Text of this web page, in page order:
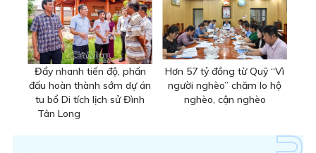
Đẩy nhanh tiến độ, phấn
đấu hoàn thành sớm dự án
tu bổ Di tích lịch sử Đình
Tân Long
Hơn 57 tỷ đồng từ Quỹ “Vì
người nghèo” chăm lo hộ
nghèo, cận nghèo